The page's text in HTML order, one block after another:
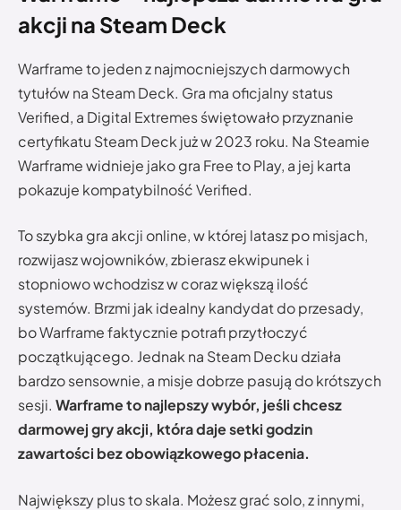
akcji na Steam Deck
Warframe to jeden z najmocniejszych darmowych
tytułów na Steam Deck. Gra ma oficjalny status
Verified, a Digital Extremes świętowało przyznanie
certyfikatu Steam Deck już w 2023 roku. Na Steamie
Warframe widnieje jako gra Free to Play, a jej karta
pokazuje kompatybilność Verified.
To szybka gra akcji online, w której latasz po misjach,
rozwijasz wojowników, zbierasz ekwipunek i
stopniowo wchodzisz w coraz większą ilość
systemów. Brzmi jak idealny kandydat do przesady,
bo Warframe faktycznie potrafi przytłoczyć
początkującego. Jednak na Steam Decku działa
bardzo sensownie, a misje dobrze pasują do krótszych
sesji. Warframe to najlepszy wybór, jeśli chcesz
darmowej gry akcji, która daje setki godzin
zawartości bez obowiązkowego płacenia.
Największy plus to skala. Możesz grać solo, z innymi,